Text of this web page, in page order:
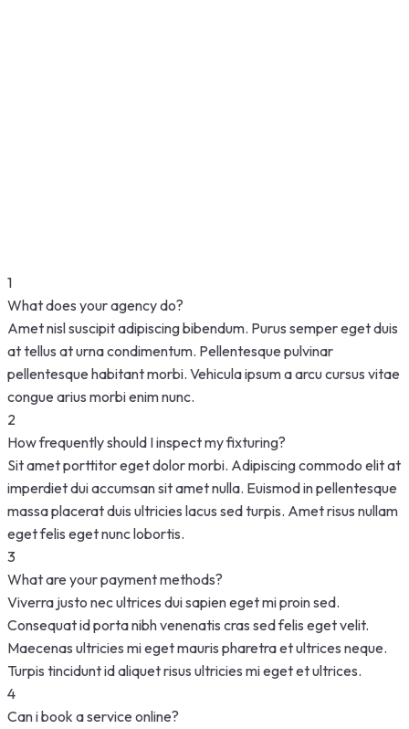
1
What does your agency do?
Amet nisl suscipit adipiscing bibendum. Purus semper eget duis
at tellus at urna condimentum. Pellentesque pulvinar
pellentesque habitant morbi. Vehicula ipsum a arcu cursus vitae
congue arius morbi enim nunc.
2
How frequently should I inspect my fixturing?
Sit amet porttitor eget dolor morbi. Adipiscing commodo elit at
imperdiet dui accumsan sit amet nulla. Euismod in pellentesque
massa placerat duis ultricies lacus sed turpis. Amet risus nullam
eget felis eget nunc lobortis.
3
What are your payment methods?
Viverra justo nec ultrices dui sapien eget mi proin sed.
Consequat id porta nibh venenatis cras sed felis eget velit.
Maecenas ultricies mi eget mauris pharetra et ultrices neque.
Turpis tincidunt id aliquet risus ultricies mi eget et ultrices.
4
Can i book a service online?